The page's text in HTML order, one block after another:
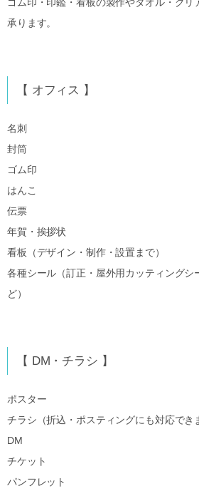
承ります。
【 オフィス 】
名刺
封筒
ゴム印
はんこ
伝票
年賀・挨拶状
看板（デザイン・制作・設置まで）
各種シール（訂正・屋外用カッティングシ
ど）
【 DM・チラシ 】
ポスター
チラシ（折込・ポスティングにも対応でき
DM
チケット
パンフレット